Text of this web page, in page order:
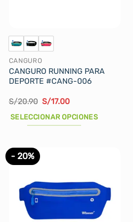
CANGURO
CANGURO RUNNING PARA
DEPORTE #CANG-006
S/20.90 El
precio
original
era:
S/17.00El
actual
es:
SELECCIONAR OPCIONES
tiene
variantes.
Las
opciones
- 20%